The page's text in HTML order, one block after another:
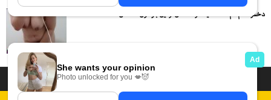
دختره کم کم لخت میشه و داستان اولین بار کون دادنش...